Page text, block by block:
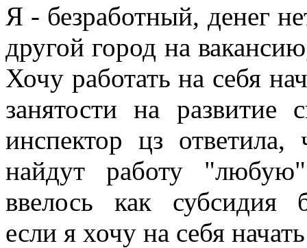
Я - безработный, денег
другой город на
Хочу работать на себя
занятости на развитие
инспектор цз
найдут работу
ввелось как субсидия
если я хочу на себя